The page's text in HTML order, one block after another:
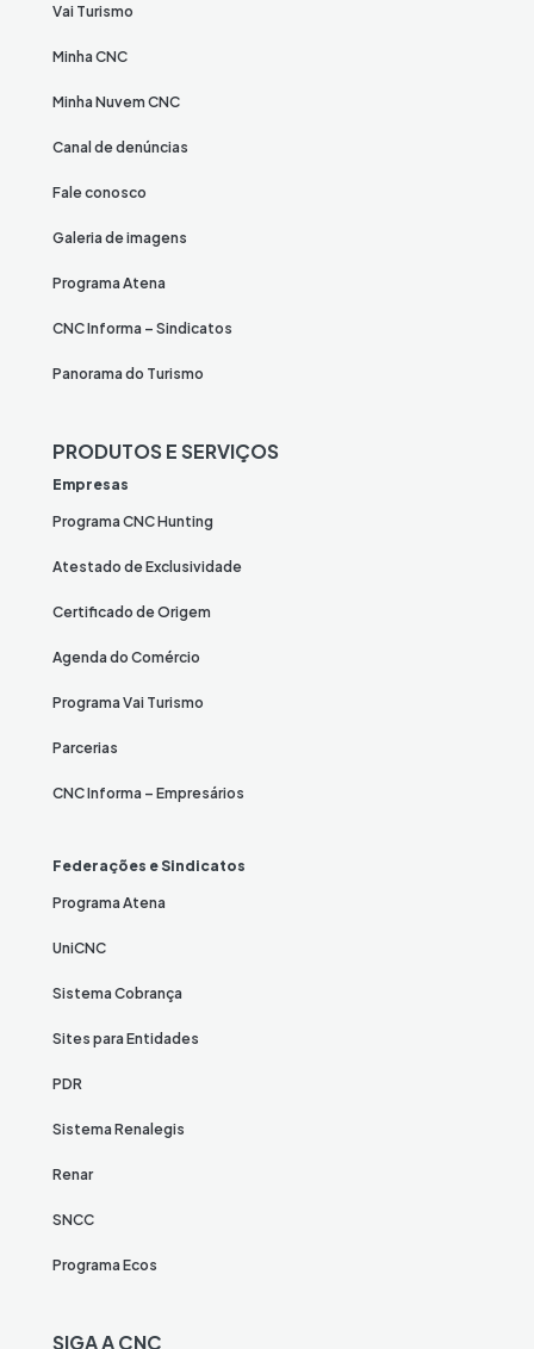
Vai Turismo
Minha CNC
Minha Nuvem CNC
Canal de denúncias
Fale conosco
Galeria de imagens
Programa Atena
CNC Informa – Sindicatos
Panorama do Turismo
PRODUTOS E SERVIÇOS
Empresas
Programa CNC Hunting
Atestado de Exclusividade
Certificado de Origem
Agenda do Comércio
Programa Vai Turismo
Parcerias
CNC Informa – Empresários
Federações e Sindicatos
Programa Atena
UniCNC
Sistema Cobrança
Sites para Entidades
PDR
Sistema Renalegis
Renar
SNCC
Programa Ecos
SIGA A CNC